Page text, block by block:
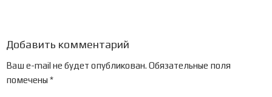
Добавить комментарий
Ваш e-mail не будет опубликован. Обязательные поля
помечены *